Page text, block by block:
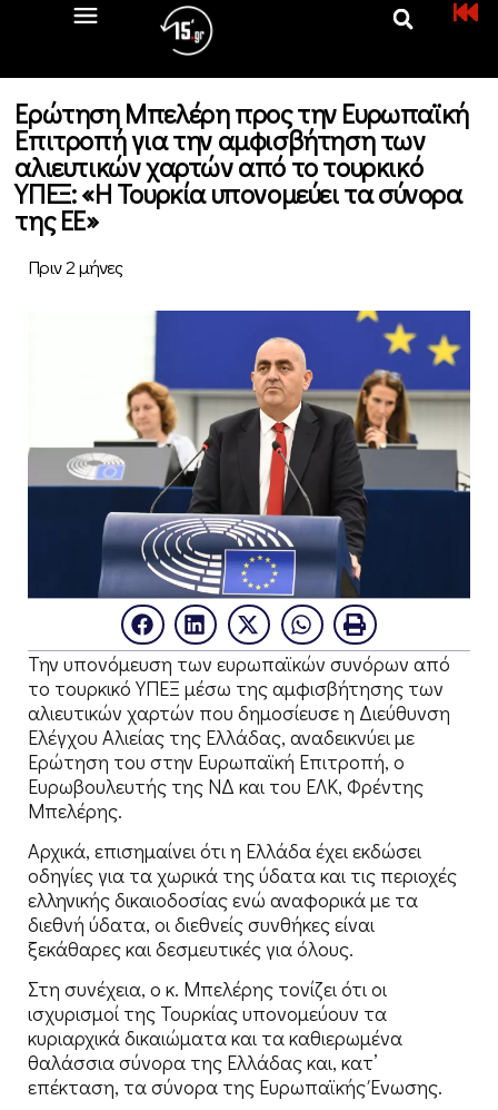
Ερώτηση Μπελέρη προς την Ευρωπαϊκή
Επιτροπή για την αμφισβήτηση των
αλιευτικών χαρτών από το τουρκικό
ΥΠΕΞ: «Η Τουρκία υπονομεύει τα σύνορα
της ΕΕ»
Πριν 2 μήνες
Την υπονόμευση των ευρωπαϊκών συνόρων από
το τουρκικό ΥΠΕΞ μέσω της αμφισβήτησης των
αλιευτικών χαρτών που δημοσίευσε η Διεύθυνση
Ελέγχου Αλιείας της Ελλάδας, αναδεικνύει με
Ερώτηση του στην Ευρωπαϊκή Επιτροπή, ο
Ευρωβουλευτής της ΝΔ και του ΕΛΚ, Φρέντης
Μπελέρης.
Αρχικά, επισημαίνει ότι η Ελλάδα έχει εκδώσει
οδηγίες για τα χωρικά της ύδατα και τις περιοχές
ελληνικής δικαιοδοσίας ενώ αναφορικά με τα
διεθνή ύδατα, οι διεθνείς συνθήκες είναι
ξεκάθαρες και δεσμευτικές για όλους.
Στη συνέχεια, ο κ. Μπελέρης τονίζει ότι οι
ισχυρισμοί της Τουρκίας υπονομεύουν τα
κυριαρχικά δικαιώματα και τα καθιερωμένα
θαλάσσια σύνορα της Ελλάδας και, κατ’
επέκταση, τα σύνορα της Ευρωπαϊκής Ένωσης.